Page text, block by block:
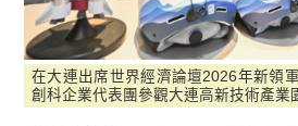
在大連出席世界經濟論壇2026年新領
創科企業代表團參觀大連高新技術產業